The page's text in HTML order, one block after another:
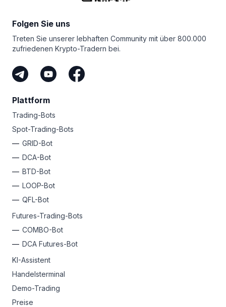
GRID-Bot sieben Tage lang kostenlos!
verbundenen Handelsrisiken vertraut machen.
Folgen Sie uns
Treten Sie unserer lebhaften Community mit über 800.000
zufriedenen Krypto-Tradern bei.
Plattform
Trading-Bots
Spot-Trading-Bots
GRID-Bot
DCA-Bot
BTD-Bot
LOOP-Bot
QFL-Bot
Futures-Trading-Bots
COMBO-Bot
DCA Futures-Bot
KI-Assistent
Handelsterminal
Demo-Trading
Preise